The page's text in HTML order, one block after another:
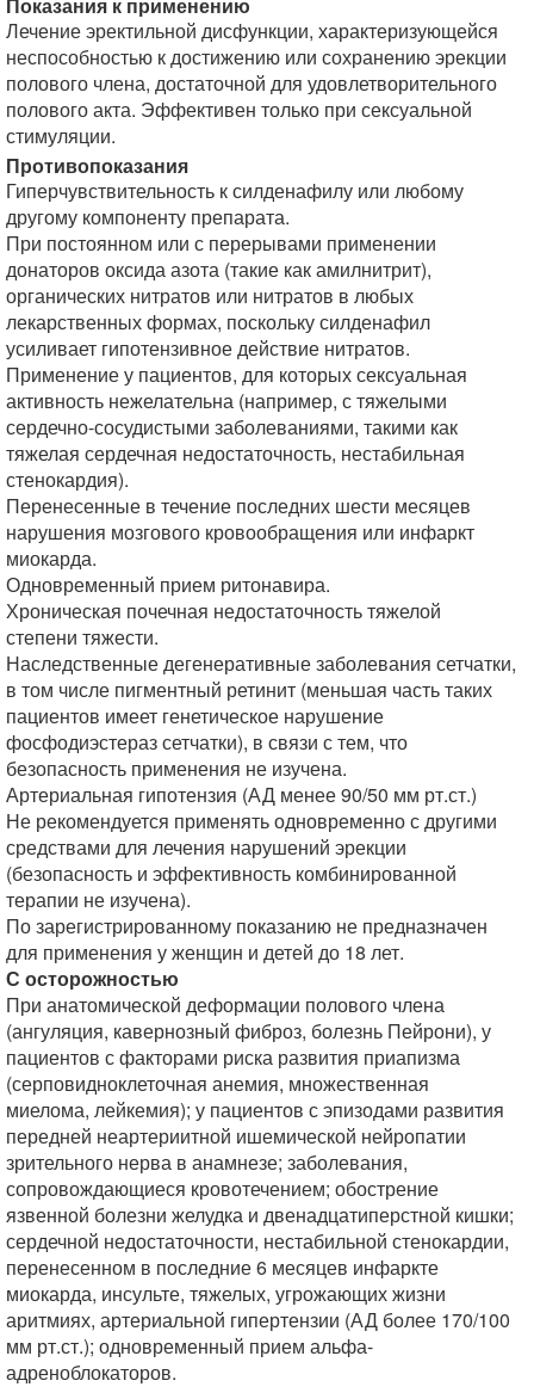
Лечение эректильной дисфункции, характеризующейся
неспособностью к достижению или сохранению эрекции
полового члена, достаточной для удовлетворительного
полового акта. Эффективен только при сексуальной
стимуляции.
Противопоказания
Гиперчувствительность к силденафилу или любому
другому компоненту препарата.
При постоянном или с перерывами применении
донаторов оксида азота (такие как амилнитрит),
органических нитратов или нитратов в любых
лекарственных формах, поскольку силденафил
усиливает гипотензивное действие нитратов.
Применение у пациентов, для которых сексуальная
активность нежелательна (например, с тяжелыми
сердечно-сосудистыми заболеваниями, такими как
тяжелая сердечная недостаточность, нестабильная
стенокардия).
Перенесенные в течение последних шести месяцев
нарушения мозгового кровообращения или инфаркт
миокарда.
Одновременный прием ритонавира.
Хроническая почечная недостаточность тяжелой
степени тяжести.
Наследственные дегенеративные заболевания сетчатки,
в том числе пигментный ретинит (меньшая часть таких
пациентов имеет генетическое нарушение
фосфодиэстераз сетчатки), в связи с тем, что
безопасность применения не изучена.
Артериальная гипотензия (АД менее 90/50 мм рт.ст.)
Не рекомендуется применять одновременно с другими
средствами для лечения нарушений эрекции
(безопасность и эффективность комбинированной
терапии не изучена).
По зарегистрированному показанию не предназначен
для применения у женщин и детей до 18 лет.
С осторожностью
При анатомической деформации полового члена
(ангуляция, кавернозный фиброз, болезнь Пейрони), у
пациентов с факторами риска развития приапизма
(серповидноклеточная анемия, множественная
миелома, лейкемия); у пациентов с эпизодами развития
передней неартериитной ишемической нейропатии
зрительного нерва в анамнезе; заболевания,
сопровождающиеся кровотечением; обострение
язвенной болезни желудка и двенадцатиперстной кишки;
сердечной недостаточности, нестабильной стенокардии,
перенесенном в последние 6 месяцев инфаркте
миокарда, инсульте, тяжелых, угрожающих жизни
аритмиях, артериальной гипертензии (АД более 170/100
мм рт.ст.); одновременный прием альфа-
адреноблокаторов.